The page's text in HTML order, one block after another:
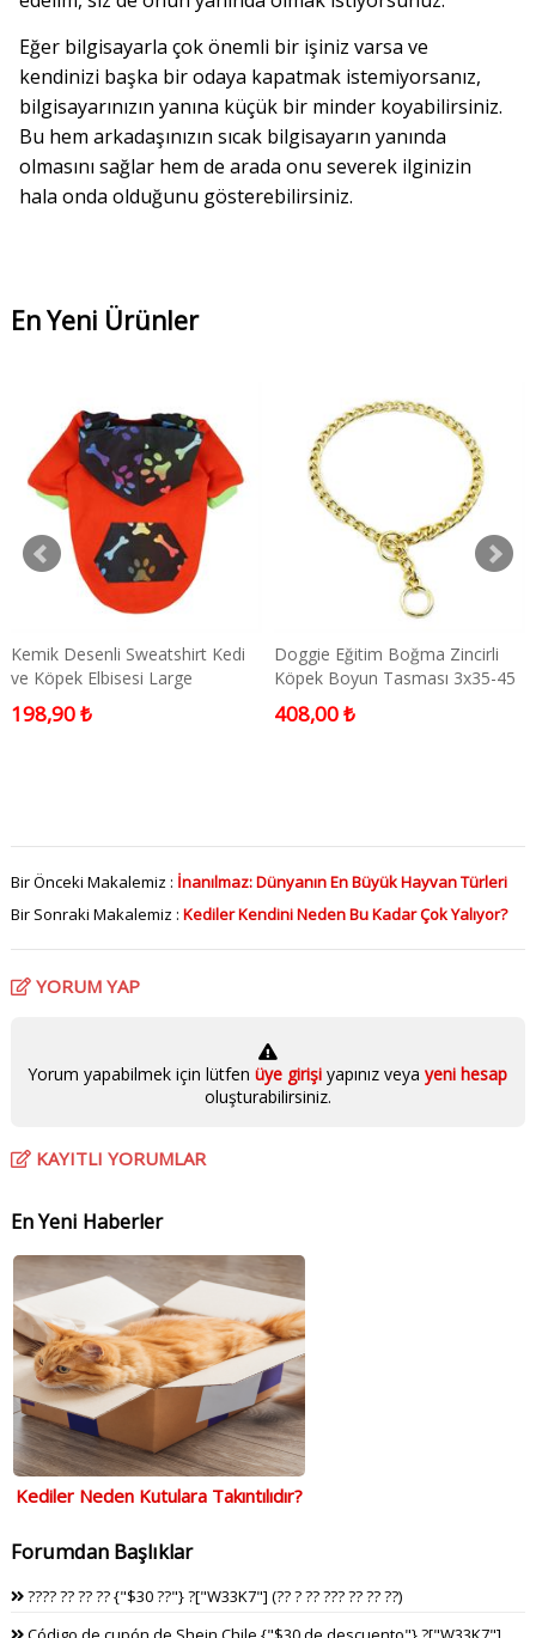
Eğer bilgisayarla çok önemli bir işiniz varsa ve
kendinizi başka bir odaya kapatmak istemiyorsanız,
bilgisayarınızın yanına küçük bir minder koyabilirsiniz.
Bu hem arkadaşınızın sıcak bilgisayarın yanında
olmasını sağlar hem de arada onu severek ilginizin
hala onda olduğunu gösterebilirsiniz.
En Yeni Ürünler
Kemik Desenli Sweatshirt Kedi
ve Köpek Elbisesi Large
198,90 ₺
Doggie Eğitim Boğma Zincirli
Köpek Boyun Tasması 3x35-45
cm
408,00 ₺
Bir Önceki Makalemiz : İnanılmaz: Dünyanın En Büyük Hayvan Türleri
Bir Sonraki Makalemiz : Kediler Kendini Neden Bu Kadar Çok Yalıyor?
YORUM YAP
Yorum yapabilmek için lütfenüye girişiyapınız veya yeni hesap
oluşturabilirsiniz.
KAYITLI YORUMLAR
En Yeni Haberler
Kediler Neden Kutulara Takıntılıdır?
Forumdan Başlıklar
???? ?? ?? ?? {"$30 ??"} ?["W33K7"] (?? ? ?? ??? ?? ?? ??)